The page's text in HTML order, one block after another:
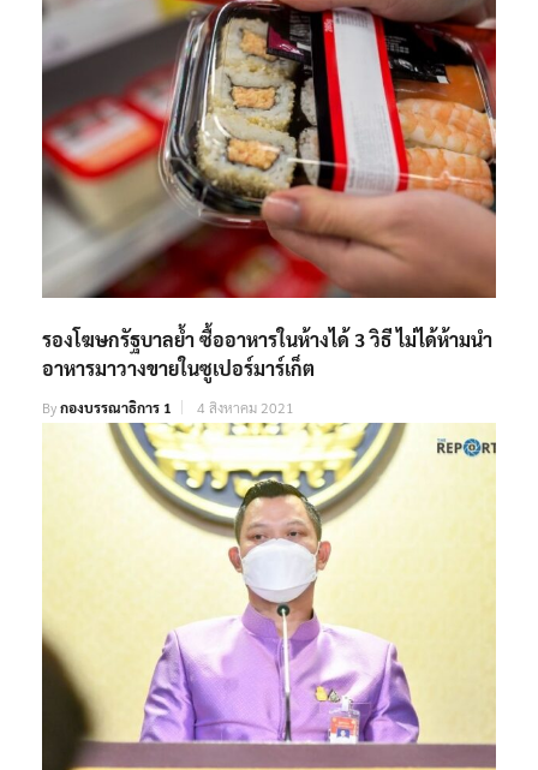
รองโฆษกรัฐบาลย้ำ ซื้ออาหารในห้างได้ 3 วิธี ไม่ได้ห้ามนำ
อาหารมาวางขายในซูเปอร์มาร์เก็ต
Byกองบรรณาธิการ 1 4 สิงหาคม 2021